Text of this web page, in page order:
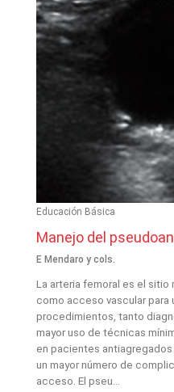
Educación Básica
Manejo del
E Mendaro y cols.
La arteria femoral es el
como acceso vascular para
procedimientos, tanto
mayor uso de técnicas
en pacientes
un mayor número de
acceso. El pseu...